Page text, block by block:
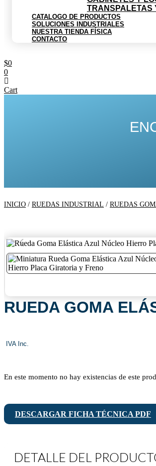
TRANSPALETAS
CATALOGO DE PRODUCTOS
SOLUCIONES INDUSTRIALES
NUESTRA TIENDA FÍSICA
CONTACTO
$0
0
Cart
INICIO / RUEDAS INDUSTRIAL / RUEDAS
RUEDA GOMA
En este momento no hay existencias de este
DESCARGAR FICHA TÉCNICA PDF
DETALLE DEL